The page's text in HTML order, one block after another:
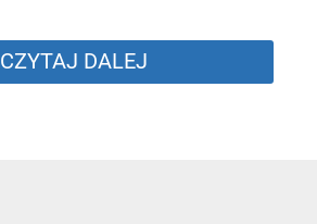
CZYTAJ DALEJ